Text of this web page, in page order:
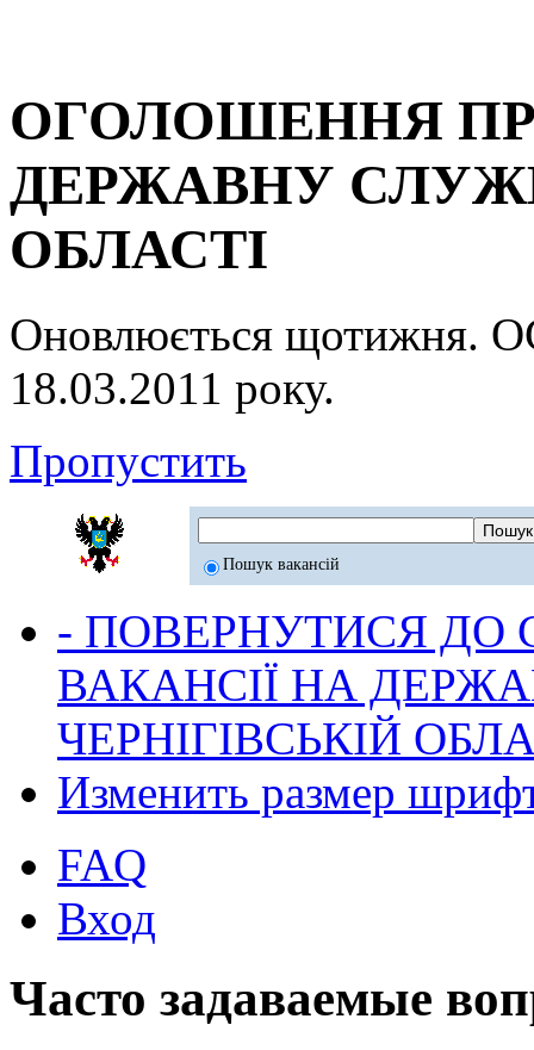
ОГОЛОШЕННЯ
ДЕРЖАВНУ
ОБЛАСТІ
Оновлюється
18.03.2011 року.
Пропустить
Пошук вакансій
- ПОВЕРНУТИСЯ ДО
ВАКАНСІЇ НА
ЧЕРНІГІВСЬКІЙ
Изменить размер
FAQ
Вход
Часто задаваемые